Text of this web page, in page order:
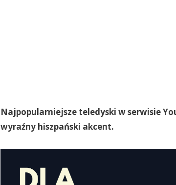
Najpopularniejsze teledyski w serwisie
wyraźny hiszpański akcent.